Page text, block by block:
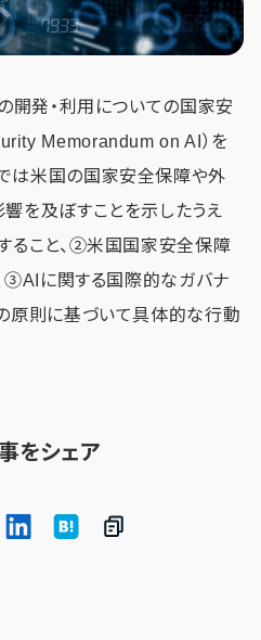
開発・利用についての国家安
Memorandum on AI）を
は米国の国家安全保障や外
を及ぼすことを示したうえ
ること、②米国国家安全保障
③AIに関する国際的なガバナ
原則に基づいて具体的な行動
をシェア